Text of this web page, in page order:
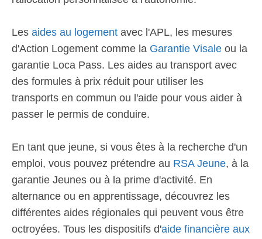
Les aides au logement avec l'APL, les mesures
d'Action Logement comme la Garantie Visale ou la
garantie Loca Pass. Les aides au transport avec
des formules à prix réduit pour utiliser les
transports en commun ou l'aide pour vous aider à
passer le permis de conduire.
En tant que jeune, si vous êtes à la recherche d'un
emploi, vous pouvez prétendre au RSA Jeune, à la
garantie Jeunes ou à la prime d'activité. En
alternance ou en apprentissage, découvrez les
différentes aides régionales qui peuvent vous être
octroyées. Tous les dispositifs d'aide financière aux